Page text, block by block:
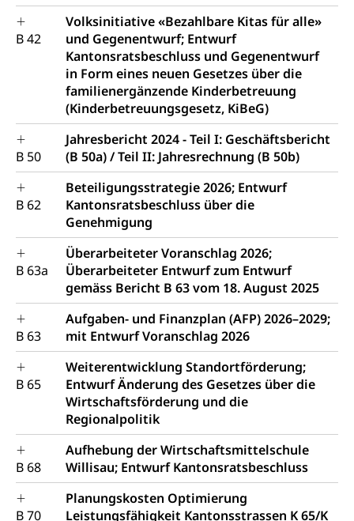
B 42
Volksinitiative «Bezahlbare Kitas für alle»
und Gegenentwurf; Entwurf
Kantonsratsbeschluss und Gegenentwurf
in Form eines neuen Gesetzes über die
familienergänzende Kinderbetreuung
(Kinderbetreuungsgesetz, KiBeG)
B 50
Jahresbericht 2024 - Teil I: Geschäftsbericht
(B 50a) / Teil II: Jahresrechnung (B 50b)
B 62
Beteiligungsstrategie 2026; Entwurf
Kantonsratsbeschluss über die
Genehmigung
B 63a
Überarbeiteter Voranschlag 2026;
Überarbeiteter Entwurf zum Entwurf
gemäss Bericht B 63 vom 18. August 2025
B 63
Aufgaben- und Finanzplan (AFP) 2026–2029;
mit Entwurf Voranschlag 2026
B 65
Weiterentwicklung Standortförderung;
Entwurf Änderung des Gesetzes über die
Wirtschaftsförderung und die
Regionalpolitik
B 68
Aufhebung der Wirtschaftsmittelschule
Willisau; Entwurf Kantonsratsbeschluss
B 70
Planungskosten Optimierung
Leistungsfähigkeit Kantonsstrassen K 65/K